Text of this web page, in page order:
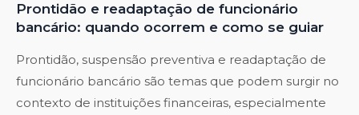
Prontidão e readaptação de funcionário
bancário: quando ocorrem e como se guiar
Prontidão, suspensão preventiva e readaptação de
funcionário bancário são temas que podem surgir no
contexto de instituições financeiras, especialmente